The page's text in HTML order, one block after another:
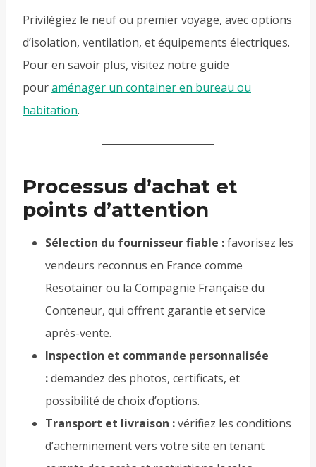
Privilégiez le neuf ou premier voyage, avec options
d’isolation, ventilation, et équipements électriques.
Pour en savoir plus, visitez notre guide
pouraménager un container en bureau ou
habitation.
Processus d’achat et
points d’attention
Sélection du fournisseur fiable :favorisez les
vendeurs reconnus en France comme
Resotainer ou la Compagnie Française du
Conteneur, qui offrent garantie et service
après-vente.
Inspection et commande personnalisée
:demandez des photos, certificats, et
possibilité de choix d’options.
Transport et livraison :vérifiez les conditions
d’acheminement vers votre site en tenant